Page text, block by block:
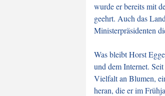
wurde er bereits mit
geehrt. Auch das
Ministerpräsidenten
Was bleibt Horst
und dem Internet.
Vielfalt an Blumen,
heran, die er im